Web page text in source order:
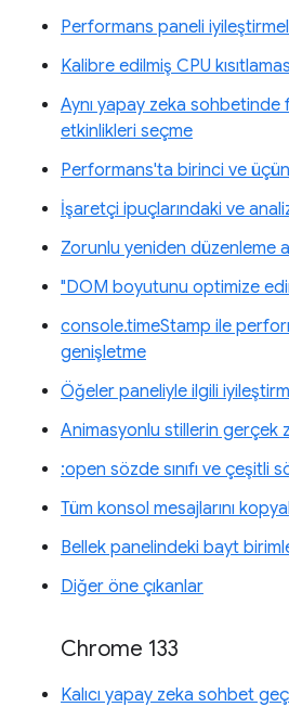
Performans paneli
Kalibre edilmiş CPU
Aynı yapay zeka sohbetinde
etkinlikleri seçme
Performans'ta birinci ve
İşaretçi ipuçlarındaki ve
Zorunlu yeniden düzenleme
"DOM boyutunu optimize
console.timeStamp ile
genişletme
Öğeler paneliyle ilgili
Animasyonlu stillerin gerçek
:open sözde sınıfı ve çeşitli
Tüm konsol mesajlarını
Bellek panelindeki bayt
Diğer öne çıkanlar
Chrome 133
Kalıcı yapay zeka sohbet